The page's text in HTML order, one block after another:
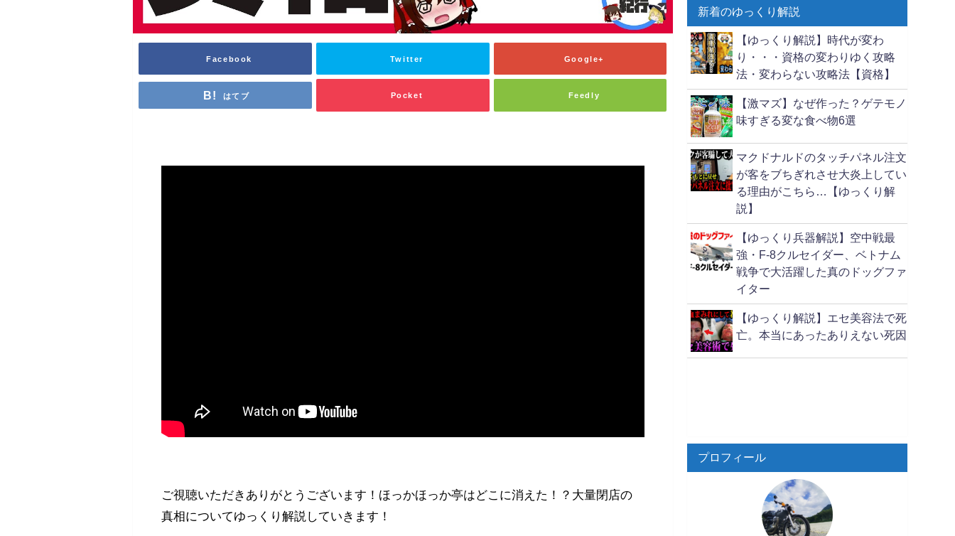
Facebook Twitter Google+
はてブ Pocket Feedly
ご視聴いただきありがとうございます！ほっかほっか亭はどこに消えた！？大量閉店の
真相についてゆっくり解説していきます！
新着のゆっくり解説
【ゆっくり解説】時代が変わ
り・・・資格の変わりゆく攻略
法・変わらない攻略法【資格】
【激マズ】なぜ作った？ゲテモノ
味すぎる変な食べ物6選
マクドナルドのタッチパネル注文
が客をブちぎれさせ大炎上してい
る理由がこちら…【ゆっくり解
説】
【ゆっくり兵器解説】空中戦最
強・F-8クルセイダー、ベトナム
戦争で大活躍した真のドッグファ
イター
【ゆっくり解説】エセ美容法で死
亡。本当にあったありえない死因
プロフィール